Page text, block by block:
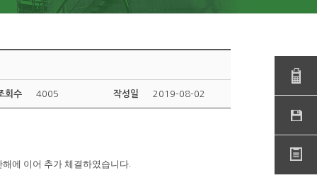
회수 4005 작성일 2019-08-02
에 이어 추가 체결하였습니다.